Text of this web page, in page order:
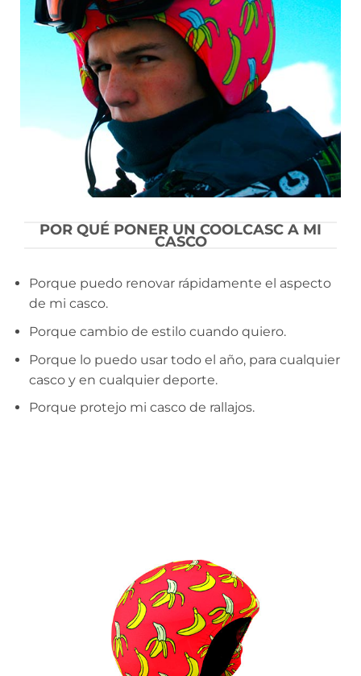
POR QUÉ PONER UN COOLCASC A MI
CASCO
Porque puedo renovar rápidamente el aspecto
de mi casco.
Porque cambio de estilo cuando quiero.
Porque lo puedo usar todo el año, para cualquier
casco y en cualquier deporte.
Porque protejo mi casco de rallajos.